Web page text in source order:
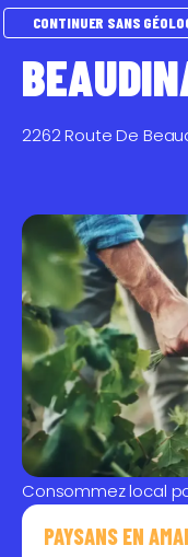
AMAP LE
2262 Route De
Consommez local
PAYSANS EN
CONTINUER SANS